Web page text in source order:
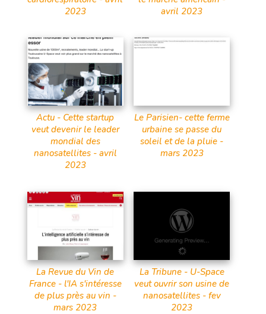
2023
avril 2023
Actu - Cette startup
veut devenir le leader
mondial des
nanosatellites - avril
2023
Le Parisien- cette ferme
urbaine se passe du
soleil et de la pluie -
mars 2023
La Revue du Vin de
France - l'IA s'intéresse
de plus près au vin -
mars 2023
La Tribune - U-Space
veut ouvrir son usine de
nanosatellites - fev
2023